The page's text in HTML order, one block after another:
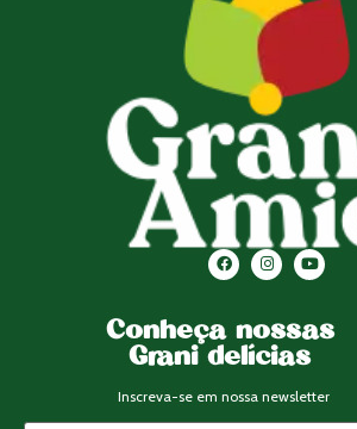
Conheça nossas
Grani delícias
Inscreva-se em nossa newsletter